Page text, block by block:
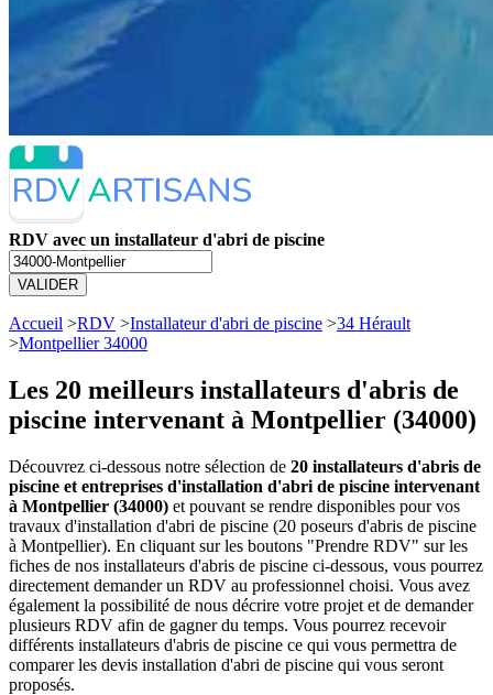
RDV avec un installateur d'abri de piscine
VALIDER
Accueil >RDV >Installateur d'abri de piscine >34 Hérault
>Montpellier 34000
Les 20 meilleurs installateurs d'abris de
piscine intervenant à Montpellier (34000)
Découvrez ci-dessous notre sélection de 20 installateurs d'abris de
piscine et entreprises d'installation d'abri de piscine intervenant
à Montpellier (34000) et pouvant se rendre disponibles pour vos
travaux d'installation d'abri de piscine (20 poseurs d'abris de piscine
à Montpellier). En cliquant sur les boutons "Prendre RDV" sur les
fiches de nos installateurs d'abris de piscine ci-dessous, vous pourrez
directement demander un RDV au professionnel choisi. Vous avez
également la possibilité de nous décrire votre projet et de demander
plusieurs RDV afin de gagner du temps. Vous pourrez recevoir
différents installateurs d'abris de piscine ce qui vous permettra de
comparer les devis installation d'abri de piscine qui vous seront
proposés.